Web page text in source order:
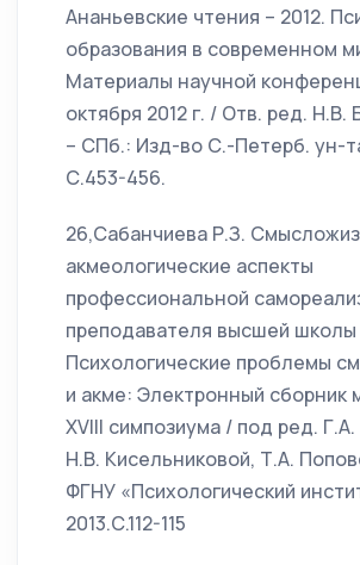
Ананьевские чтения – 2012.
образования в современном
Материалы научной
октября 2012 г. / Отв. ред. Н.В.
– СПб.: Изд-во С.-Петерб. ун-
С.453-456.
26,Сабанчиева Р.З.
акмеологические аспекты
профессиональной
преподавателя высшей
Психологические проблемы
и акме: Электронный сборник
XVIII симпозиума / под ред. Г.А.
Н.В. Кисельниковой, Т.А.
ФГНУ «Психологический
2013.С.112-115